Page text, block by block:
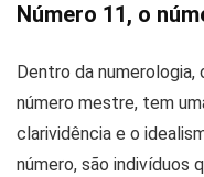
Número 11, o
Dentro da
número mestre, tem
clarividência e o
número, são indivíduos